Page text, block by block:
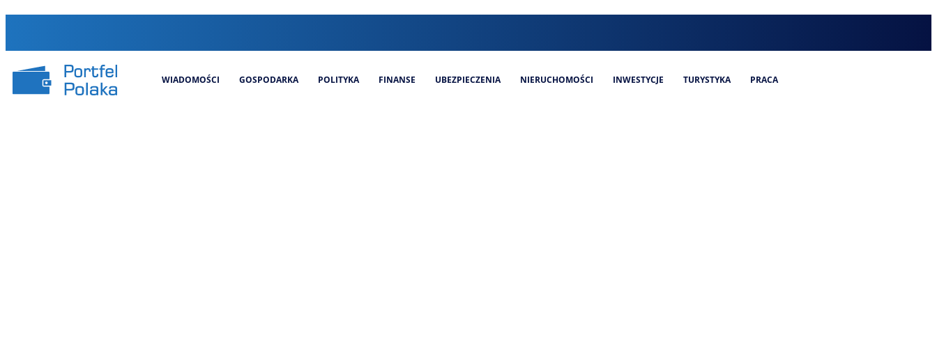
WIADOMOŚCI GOSPODARKA POLITYKA FINANSE UBEZPIECZENIA NIERUCHOMOŚCI INWESTYCJE TURYSTYKA PRACA